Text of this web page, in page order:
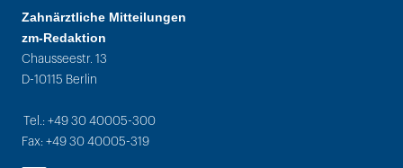
Zahnärztliche Mitteilungen
zm-Redaktion
Chausseestr. 13
D-10115 Berlin
Tel.: +49 30 40005-300
Fax: +49 30 40005-319